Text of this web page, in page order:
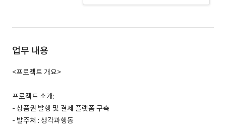
업무 내용
<프로젝트 개요>
프로젝트 소개:
- 상품권 발행 및 결제 플랫폼 구축
- 발주처 : 생각과행동